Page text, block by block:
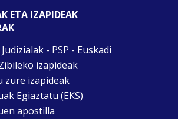
ETA IZAPIDEAK
- PSP - Euskadi
izapideak
zure izapideak
Egiaztatu (EKS)
apostilla